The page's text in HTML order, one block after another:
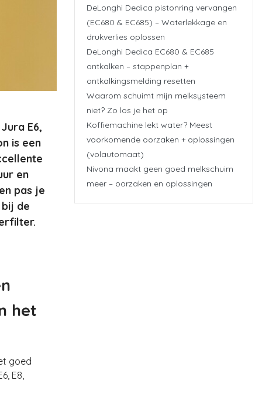
E6,
is een
en
pas je
de
het
goed
E8,
DeLonghi Dedica pistonring vervangen
(EC680 & EC685) – Waterlekkage en
drukverlies oplossen
DeLonghi Dedica EC680 & EC685
ontkalken – stappenplan +
ontkalkingsmelding resetten
Waarom schuimt mijn melksysteem
niet? Zo los je het op
Koffiemachine lekt water? Meest
voorkomende oorzaken + oplossingen
(volautomaat)
Nivona maakt geen goed melkschuim
meer – oorzaken en oplossingen